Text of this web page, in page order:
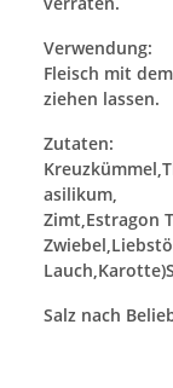
Verwendung:
Fleisch mit
ziehen lassen.
Zutaten:
asilikum,
Zimt,Estragon
Salz nach